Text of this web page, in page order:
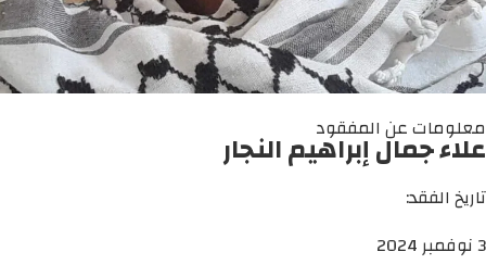
معلومات عن المفقود
علاء جمال إبراهيم النجار
تاريخ الفقد:
3 نوفمبر 2024